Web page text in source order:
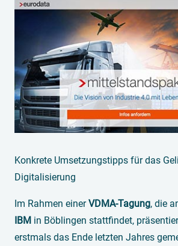
Konkrete Umsetzungstipps für das
Digitalisierung
Im Rahmen einerVDMA-Tagung, die
IBM in Böblingen stattfindet,
erstmals das Ende letzten Jahres